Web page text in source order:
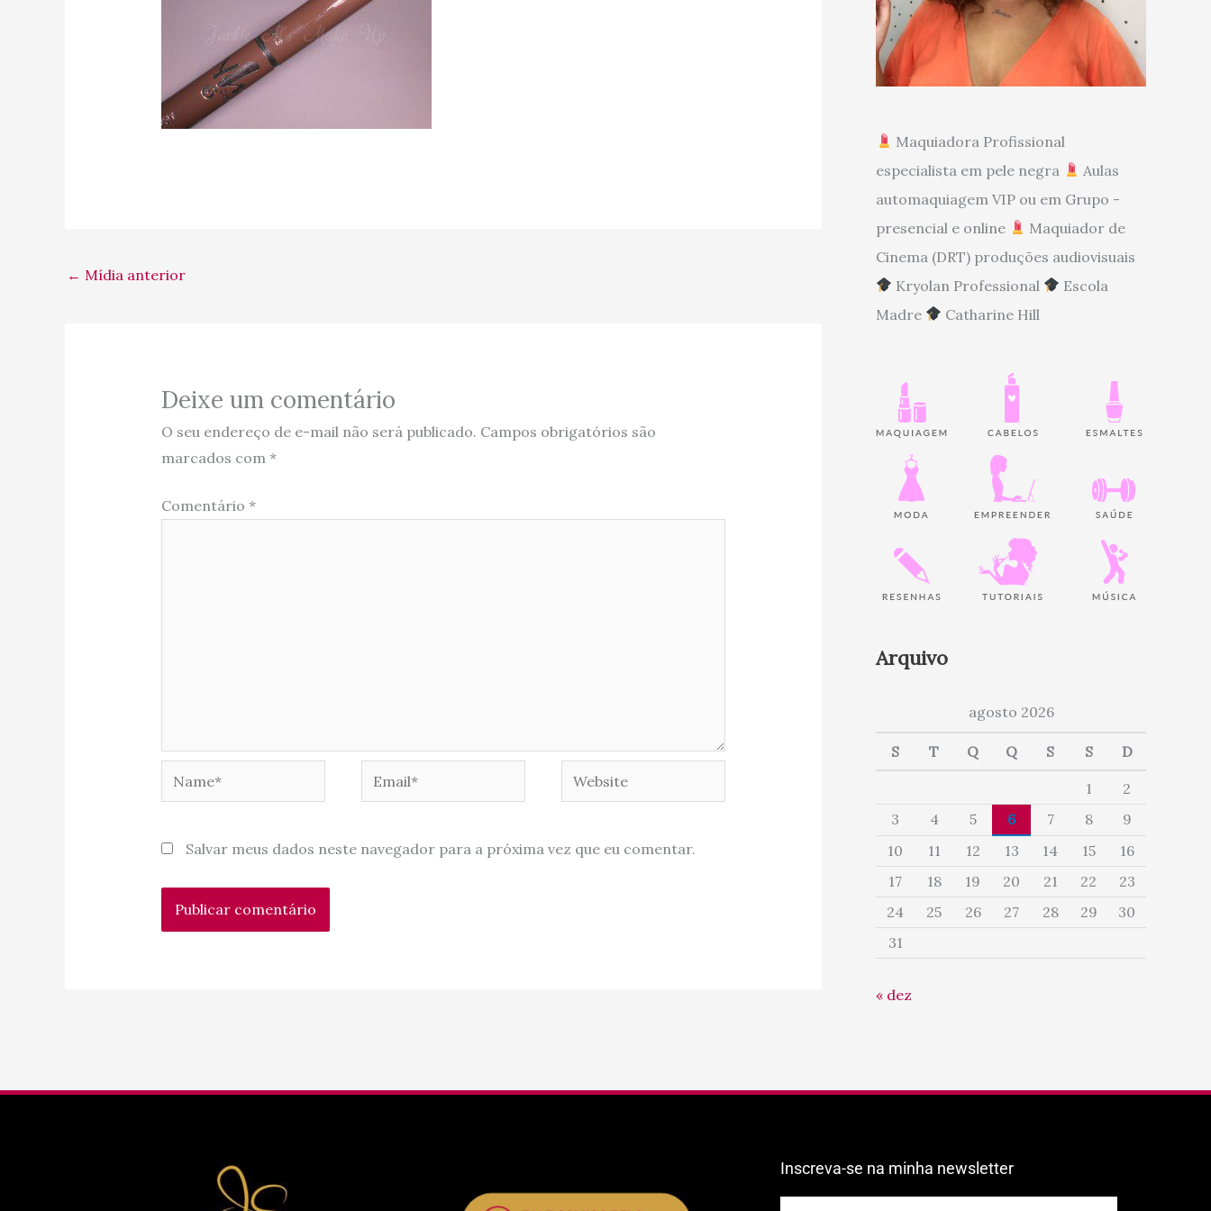
← Mídia anterior
Deixe um comentário
O seu endereço de e-mail não será publicado. Campos obrigatórios são
marcados com *
Comentário *
Website
Salvar meus dados neste navegador para a próxima vez que eu comentar.
Maquiadora Profissional
especialista em pele negra
Aulas
automaquiagem VIP ou em Grupo -
presencial e online
Maquiador de
Cinema (DRT) produções audiovisuais
Kryolan Professional
Escola
Madre
Catharine Hill
Arquivo
agosto 2026
S T Q Q S S D
1
2
3
4 5 6 7 8
9
10
11 12 13 14 15
16
17
18 19 20 21 22
23
24
25 26 27 28 29
30
31
« dez
Inscreva-se na minha newsletter